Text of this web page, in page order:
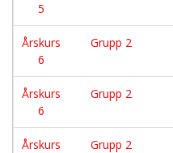
5
Årskurs
6
Grupp 2
Årskurs
6
Grupp 2
Årskurs
Grupp 2